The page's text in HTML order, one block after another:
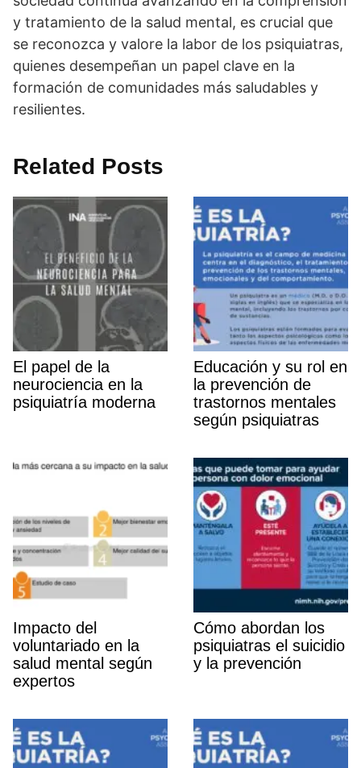
y tratamiento de la salud mental, es crucial que
se reconozca y valore la labor de los psiquiatras,
quienes desempeñan un papel clave en la
formación de comunidades más saludables y
resilientes.
Related Posts
El papel de la
neurociencia en la
psiquiatrí­a moderna
Educación y su rol en
la prevención de
trastornos mentales
según psiquiatras
Impacto del
voluntariado en la
salud mental según
expertos
Cómo abordan los
psiquiatras el suicidio
y la prevención